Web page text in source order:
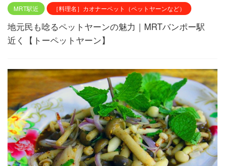
MRT駅近 ［料理名］カオナーペット（ペットヤーンなど）
地元民も唸るペットヤーンの魅力｜MRTバンポー駅
近く【トーペットヤーン】